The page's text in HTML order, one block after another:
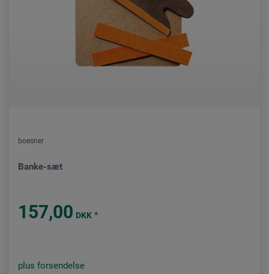
boesner
Banke-sæt
157,00 DKK *
plus forsendelse